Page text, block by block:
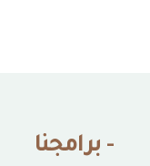
- برامجنا